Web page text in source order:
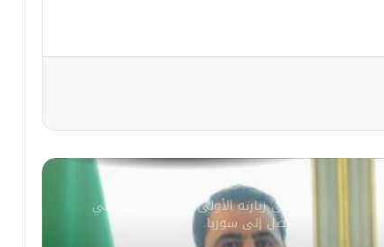
شخص أثناء ملاحقته في دمشق
دمشق
في زيارته الأولى .. الرئيس الفرنسي
يصل إلى سوريا.